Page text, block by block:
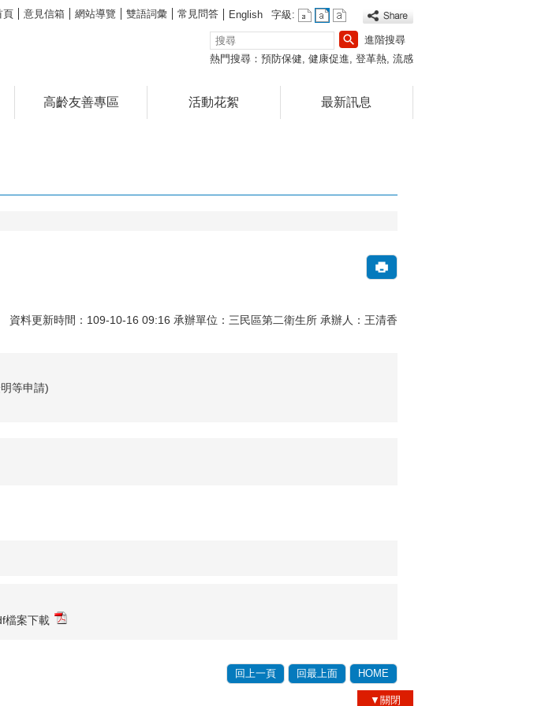
頁 意見信箱 網站導覽 雙語詞彙 常見問答 English
字級:
搜
尋
進階搜尋
熱門搜尋： 預防保健 健康促進 登革熱 流感
高齡友善專區 活動花絮 最新訊息
資料更新時間：109-10-16 09:16 承辦單位：三民區第二衛生所 承辦人：王清香
等申請)
檔案下載
回上一頁 回最上面 HOME
▼關閉